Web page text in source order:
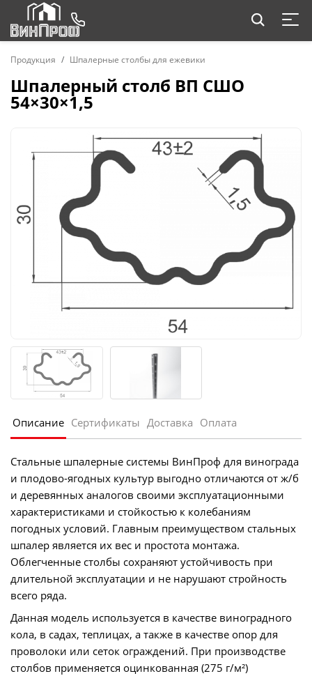
Продукция Шпалерные столбы для ежевики
Шпалерный столб ВП СШО
54×30×1,5
Описание Сертификаты Доставка Оплата
Стальные шпалерные системы ВинПроф для винограда
и плодово-ягодных культур выгодно отличаются от ж/б
и деревянных аналогов своими эксплуатационными
характеристиками и стойкостью к колебаниям
погодных условий. Главным преимуществом стальных
шпалер является их вес и простота монтажа.
Облегченные столбы сохраняют устойчивость при
длительной эксплуатации и не нарушают стройность
всего ряда.
Данная модель используется в качестве виноградного
кола, в садах, теплицах, а также в качестве опор для
проволоки или сеток ограждений. При производстве
столбов применяется оцинкованная (275 г/м²)